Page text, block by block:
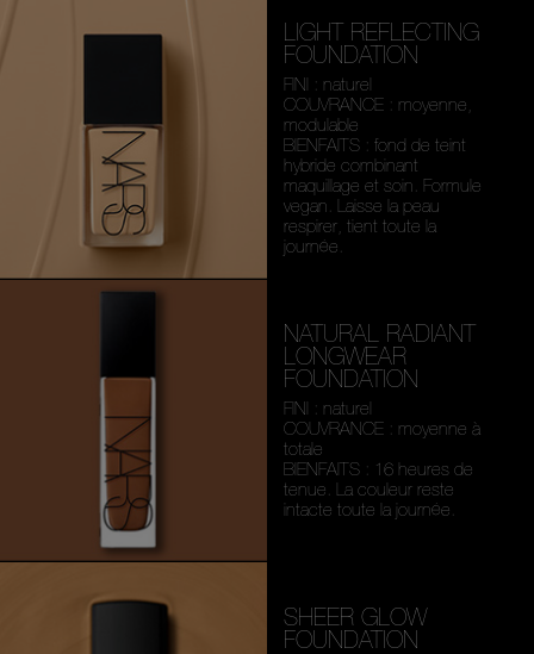
LIGHT REFLECTING
FOUNDATION
FINI : naturel
COUVRANCE : moyenne,
modulable
BIENFAITS : fond de teint
hybride combinant
maquillage et soin. Formule
vegan. Laisse la peau
respirer, tient toute la
journée.
NATURAL RADIANT
LONGWEAR
FOUNDATION
FINI : naturel
COUVRANCE : moyenne à
totale
BIENFAITS : 16 heures de
tenue. La couleur reste
intacte toute la journée.
SHEER GLOW
FOUNDATION